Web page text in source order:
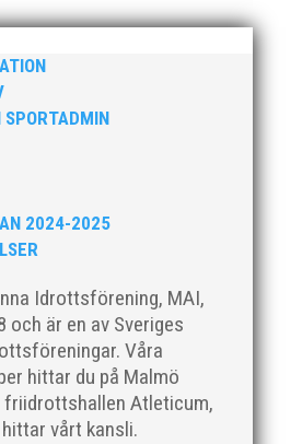
2024-2025
Idrottsförening, MAI,
och är en av Sveriges
Våra
hittar du på Malmö
friidrottshallen Atleticum,
vårt kansli.
Idrottsförening (MAI)
skapa glädje, gemenskap och
största
Malmö Allmänna Idrottsförening
strategisk,
affärsinriktad...